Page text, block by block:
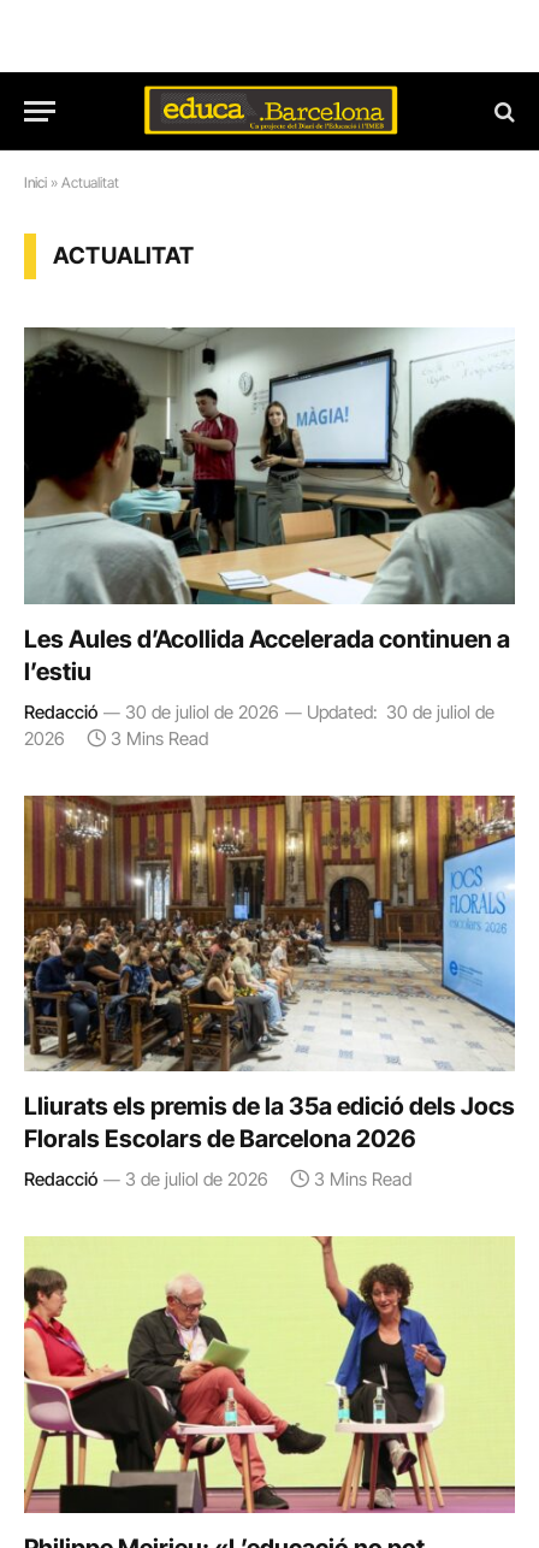
Inici » Actualitat
ACTUALITAT
Les Aules d’Acollida Accelerada continuen a
l’estiu
Redacció 30 de juliol de 2026 Updated: 30 de juliol de
2026
3 Mins Read
Lliurats els premis de la 35a edició dels Jocs
Florals Escolars de Barcelona 2026
Redacció 3 de juliol de 2026 3 Mins Read